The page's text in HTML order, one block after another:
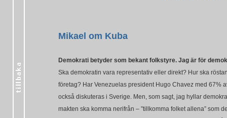
Mikael om Kuba
Demokrati betyder som bekant folkstyre. Jag är för
Ska demokratin vara representativ eller direkt? Hur ska
företag? Har Venezuelas president Hugo Chavez med 67%
också diskuteras i Sverige. Men, som sagt, jag hyllar
makten ska komma nerifrån – ”tillkomma folket allena” som